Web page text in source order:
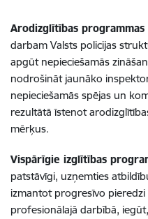
Arodizglītības
darbam Valsts policijas
apgūt nepieciešamās
nodrošināt jaunāko
nepieciešamās spējas un
rezultātā īstenot
mērķus.
Vispārīgie izglītības
patstāvīgi, uzņemties
izmantot progresīvo
profesionālajā darbībā,